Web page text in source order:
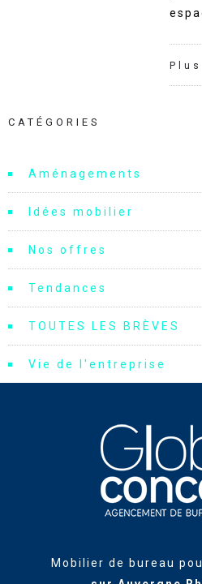
Plus
CATÉGORIES
Aménagements
Idées mobilier
Nos offres
Tendances
TOUTES LES BRÈVES
Vie de l'entreprise
Mobilier de bureau